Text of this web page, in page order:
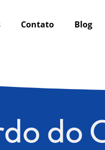
Contato Blog
do